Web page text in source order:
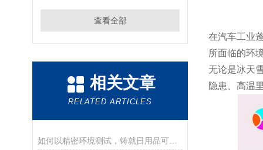
查看全部
相关文章
RELATED ARTICLES
如何以精密环境测试，铸就日用品可靠性的隐形防线？
在汽车工业
所面临的环
无论是冰天
隐患、高温